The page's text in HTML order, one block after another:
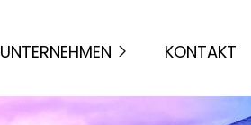
UNTERNEHMEN KONTAKT